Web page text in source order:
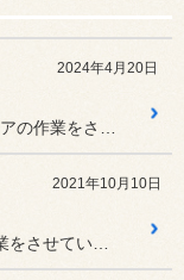
2024年4月20日
2021年10月10日